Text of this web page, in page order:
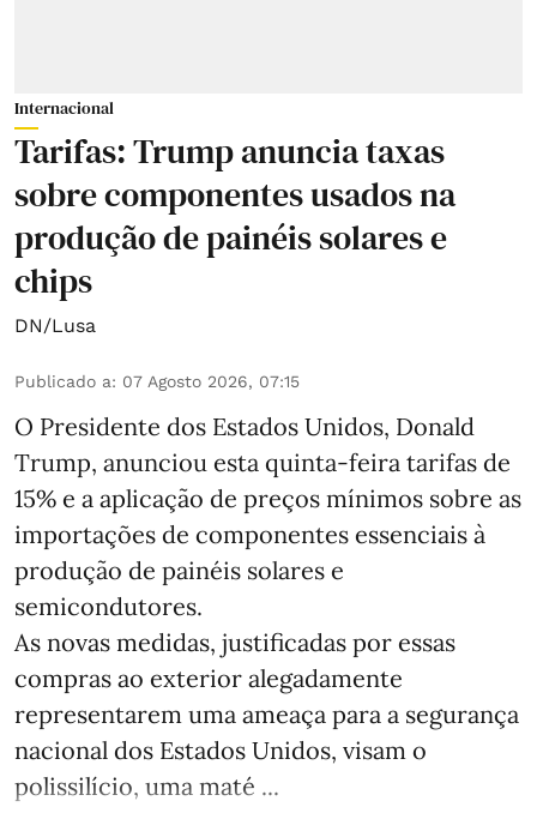
Internacional
Tarifas: Trump anuncia taxas
sobre componentes usados na
produção de painéis solares e
chips
DN/Lusa
Publicado a: 07 Agosto 2026, 07:15
O Presidente dos Estados Unidos, Donald
Trump, anunciou esta quinta-feira tarifas de
15% e a aplicação de preços mínimos sobre as
importações de componentes essenciais à
produção de painéis solares e
semicondutores.
As novas medidas, justificadas por essas
compras ao exterior alegadamente
representarem uma ameaça para a segurança
nacional dos Estados Unidos, visam o
polissilício, uma maté ...